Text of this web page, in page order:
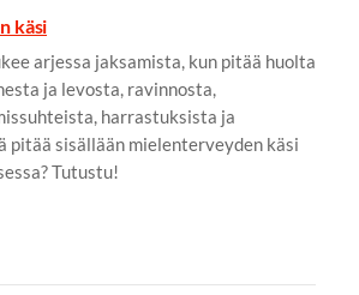
käsi
arjessa jaksamista, kun pitää huolta
ja levosta, ravinnosta,
harrastuksista ja
pitää sisällään mielenterveyden käsi
Tutustu!